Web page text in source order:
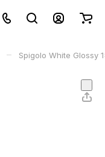
– Spigolo White Glossy